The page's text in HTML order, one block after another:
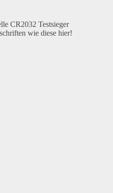
CR2032 Testsieger
wie diese hier!